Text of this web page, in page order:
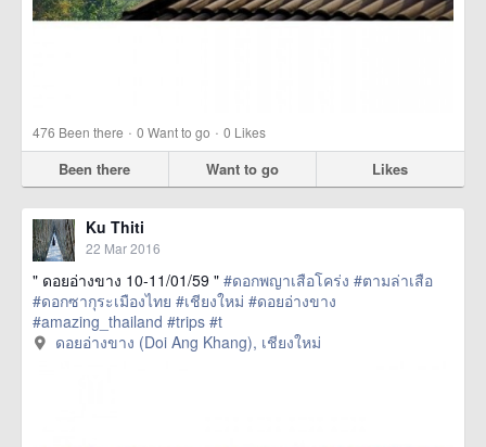
476 Been there · 0 Want to go · 0 Likes
Been there Want to go Likes
Ku Thiti
22 Mar 2016
" ดอยอ่างขาง 10-11/01/59 " #ดอกพญาเสือโคร่ง #ตามล่าเสือ
#ดอกซากุระเมืองไทย #เชียงใหม่ #ดอยอ่างขาง
#amazing_thailand #trips #t
href=https://m.thetrippacker.com/en/image/ดอยอ่าง
ดอยอ่างขาง (Doi Ang Khang), เชียงใหม่